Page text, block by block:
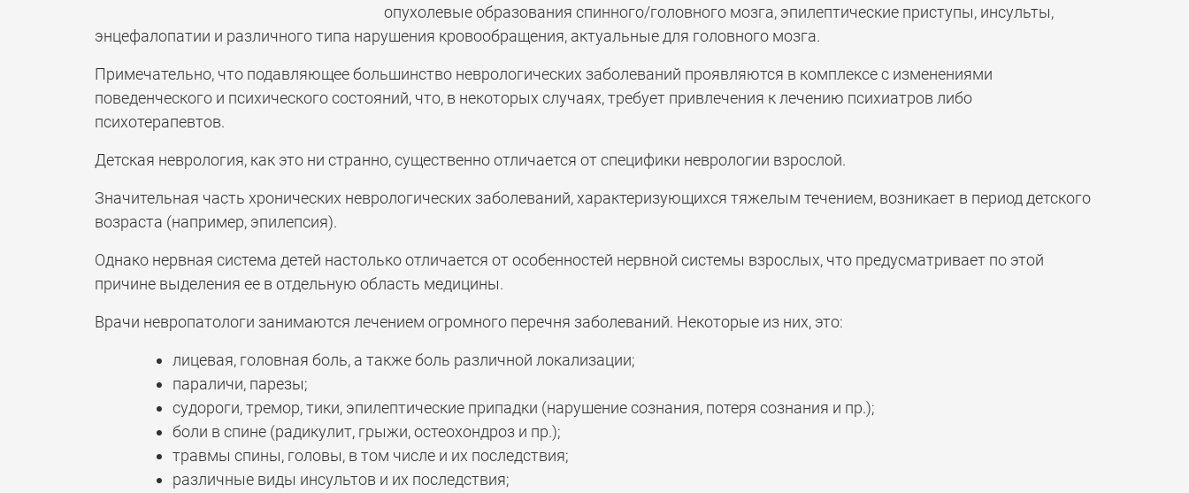
опухолевые образования спинного/головного мозга, эпилептические приступы, инсульты,
энцефалопатии и различного типа нарушения кровообращения, актуальные для головного мозга.
Примечательно, что подавляющее большинство неврологических заболеваний проявляются в комплексе с изменениями
поведенческого и психического состояний, что, в некоторых случаях, требует привлечения к лечению психиатров либо
психотерапевтов.
Детская неврология, как это ни странно, существенно отличается от специфики неврологии взрослой.
Значительная часть хронических неврологических заболеваний, характеризующихся тяжелым течением, возникает в период детского
возраста (например, эпилепсия).
Однако нервная система детей настолько отличается от особенностей нервной системы взрослых, что предусматривает по этой
причине выделения ее в отдельную область медицины.
Врачи невропатологи занимаются лечением огромного перечня заболеваний. Некоторые из них, это:
лицевая, головная боль, а также боль различной локализации;
параличи, парезы;
судороги, тремор, тики, эпилептические припадки (нарушение сознания, потеря сознания и пр.);
боли в спине (радикулит, грыжи, остеохондроз и пр.);
травмы спины, головы, в том числе и их последствия;
различные виды инсультов и их последствия;